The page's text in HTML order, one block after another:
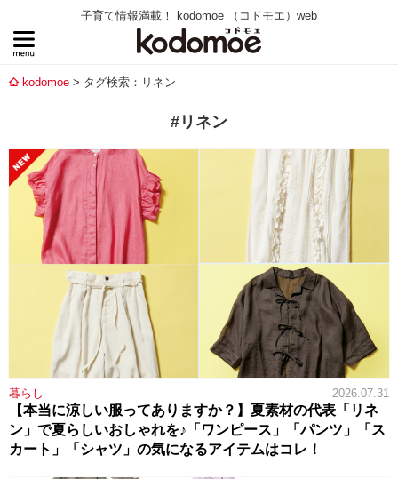
子育て情報満載！ kodomoe （コドモエ）web
kodomoe タグ検索：リネン
#リネン
暮らし 2026.07.31
【本当に涼しい服ってありますか？】夏素材の代表「リネ
ン」で夏らしいおしゃれを♪「ワンピース」「パンツ」「ス
カート」「シャツ」の気になるアイテムはコレ！